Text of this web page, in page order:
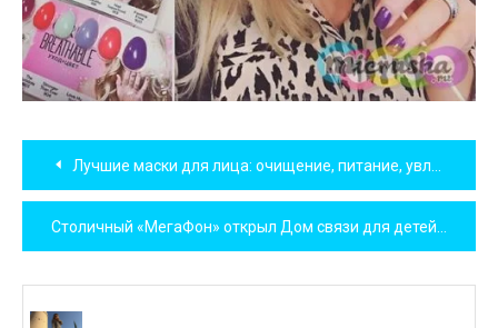
Навигация
по
записям
Лучшие маски для лица: очищение, питание, увлажнение